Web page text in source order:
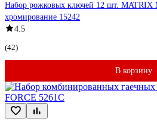
Набор рожковых ключей 12 шт. MATRIX
хромирование 15242
4.5
(42)
В корзину